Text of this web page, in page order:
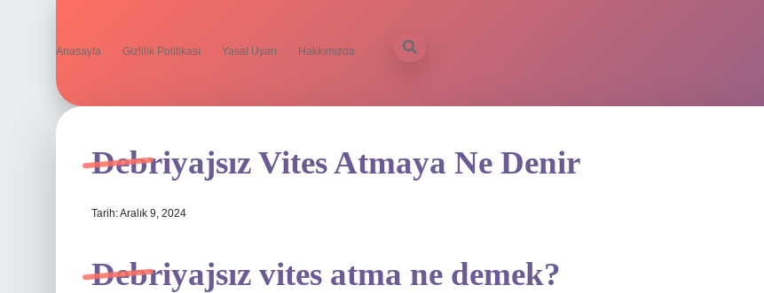
Anasayfa Gizlilik Politikası Yasal Uyarı Hakkımızda
Debriyajsız Vites Atmaya Ne Denir
Tarih: Aralık 9, 2024
Debriyajsız vites atma ne demek?